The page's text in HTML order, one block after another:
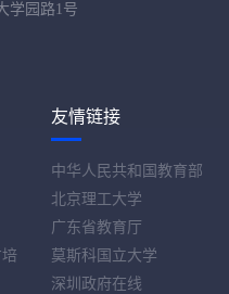
学园路1号
培
友情链接
中华人民共和国教育部
北京理工大学
广东省教育厅
莫斯科国立大学
深圳政府在线